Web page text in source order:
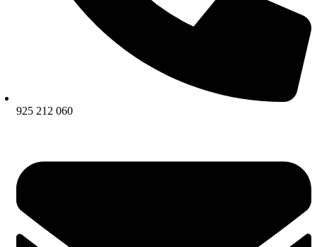
925 212 060